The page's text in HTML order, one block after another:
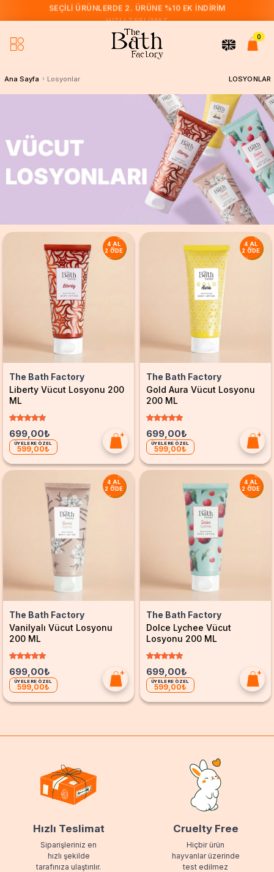
HIZLI TESLIMAT
0
Ana Sayfa Losyonlar LOSYONLAR
4 AL
2 ÖDE
The Bath Factory
Liberty Vücut Losyonu 200
ML
699,00₺
ÜYELERE ÖZEL
599,00₺
4 AL
2 ÖDE
The Bath Factory
Gold Aura Vücut Losyonu
200 ML
699,00₺
ÜYELERE ÖZEL
599,00₺
4 AL
2 ÖDE
The Bath Factory
Vanilyalı Vücut Losyonu
200 ML
699,00₺
ÜYELERE ÖZEL
599,00₺
4 AL
2 ÖDE
The Bath Factory
Dolce Lychee Vücut
Losyonu 200 ML
699,00₺
ÜYELERE ÖZEL
599,00₺
Hızlı Teslimat
Siparişleriniz en
hızlı şekilde
tarafınıza ulaştırılır.
Cruelty Free
Hiçbir ürün
hayvanlar üzerinde
test edilmez